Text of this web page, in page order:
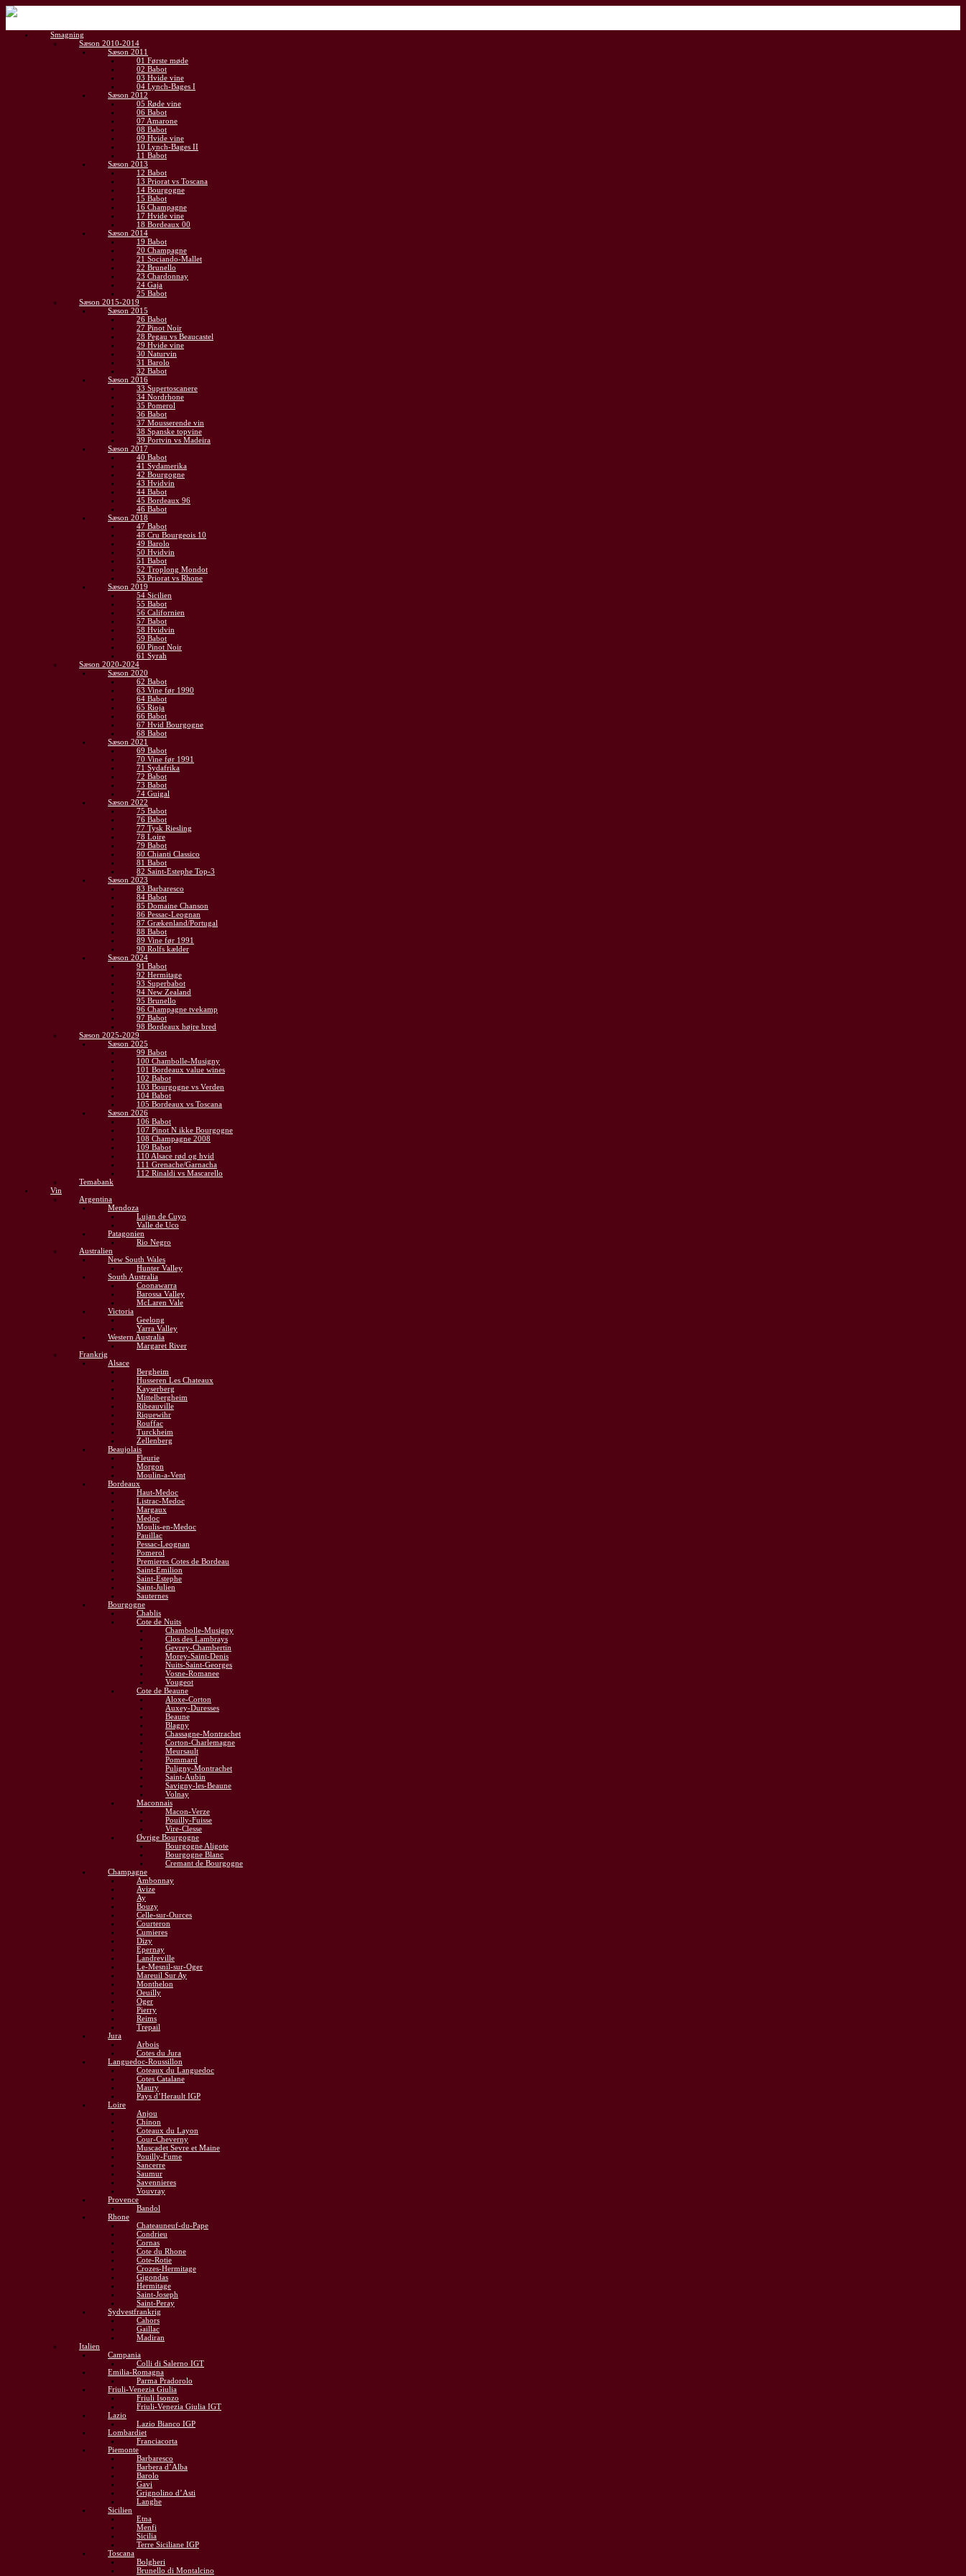
Gå
indhold
Smagning
Sæson 2010-2014
Sæson 2011
01 Første møde
02 Babot
03 Hvide vine
04 Lynch-Bages I
Sæson 2012
05 Røde vine
06 Babot
07 Amarone
08 Babot
09 Hvide vine
10 Lynch-Bages II
11 Babot
Sæson 2013
12 Babot
13 Priorat vs Toscana
14 Bourgogne
15 Babot
16 Champagne
17 Hvide vine
18 Bordeaux 00
Sæson 2014
19 Babot
20 Champagne
21 Sociando-Mallet
22 Brunello
23 Chardonnay
24 Gaja
25 Babot
Sæson 2015-2019
Sæson 2015
26 Babot
27 Pinot Noir
28 Pegau vs Beaucastel
29 Hvide vine
30 Naturvin
31 Barolo
32 Babot
Sæson 2016
33 Supertoscanere
34 Nordrhone
35 Pomerol
36 Babot
37 Mousserende vin
38 Spanske topvine
39 Portvin vs Madeira
Sæson 2017
40 Babot
41 Sydamerika
42 Bourgogne
43 Hvidvin
44 Babot
45 Bordeaux 96
46 Babot
Sæson 2018
47 Babot
48 Cru Bourgeois 10
49 Barolo
50 Hvidvin
51 Babot
52 Troplong Mondot
53 Priorat vs Rhone
Sæson 2019
54 Sicilien
55 Babot
56 Californien
57 Babot
58 Hvidvin
59 Babot
60 Pinot Noir
61 Syrah
Sæson 2020-2024
Sæson 2020
62 Babot
63 Vine før 1990
64 Babot
65 Rioja
66 Babot
67 Hvid Bourgogne
68 Babot
Sæson 2021
69 Babot
70 Vine før 1991
71 Sydafrika
72 Babot
73 Babot
74 Guigal
Sæson 2022
75 Babot
76 Babot
77 Tysk Riesling
78 Loire
79 Babot
80 Chianti Classico
81 Babot
82 Saint-Estephe Top-3
Sæson 2023
83 Barbaresco
84 Babot
85 Domaine Chanson
86 Pessac-Leognan
87 Grækenland/Portugal
88 Babot
89 Vine før 1991
90 Rolfs kælder
Sæson 2024
91 Babot
92 Hermitage
93 Superbabot
94 New Zealand
95 Brunello
96 Champagne tvekamp
97 Babot
98 Bordeaux højre bred
Sæson 2025-2029
Sæson 2025
99 Babot
100 Chambolle-Musigny
101 Bordeaux value wines
102 Babot
103 Bourgogne vs Verden
104 Babot
105 Bordeaux vs Toscana
Sæson 2026
106 Babot
107 Pinot N ikke Bourgogne
108 Champagne 2008
109 Babot
110 Alsace rød og hvid
111 Grenache/Garnacha
112 Rinaldi vs Mascarello
Temabank
Vin
Argentina
Mendoza
Lujan de Cuyo
Valle de Uco
Patagonien
Rio Negro
Australien
New South Wales
Hunter Valley
South Australia
Coonawarra
Barossa Valley
McLaren Vale
Victoria
Geelong
Yarra Valley
Western Australia
Margaret River
Frankrig
Alsace
Bergheim
Husseren Les Chateaux
Kayserberg
Mittelbergheim
Ribeauville
Riquewihr
Rouffac
Turckheim
Zellenberg
Beaujolais
Fleurie
Morgon
Moulin-a-Vent
Bordeaux
Haut-Medoc
Listrac-Medoc
Margaux
Medoc
Moulis-en-Medoc
Pauillac
Pessac-Leognan
Pomerol
Premieres Cotes de Bordeau
Saint-Emilion
Saint-Estephe
Saint-Julien
Sauternes
Bourgogne
Chablis
Cote de Nuits
Chambolle-Musigny
Clos des Lambrays
Gevrey-Chambertin
Morey-Saint-Denis
Nuits-Saint-Georges
Vosne-Romanee
Vougeot
Cote de Beaune
Aloxe-Corton
Auxey-Duresses
Beaune
Blagny
Chassagne-Montrachet
Corton-Charlemagne
Meursault
Pommard
Puligny-Montrachet
Saint-Aubin
Savigny-les-Beaune
Volnay
Maconnais
Macon-Verze
Pouilly-Fuisse
Vire-Clesse
Øvrige Bourgogne
Bourgogne Aligote
Bourgogne Blanc
Cremant de Bourgogne
Champagne
Ambonnay
Avize
Ay
Bouzy
Celle-sur-Ources
Courteron
Cumieres
Dizy
Epernay
Landreville
Le-Mesnil-sur-Oger
Mareuil Sur Ay
Monthelon
Oeuilly
Oger
Pierry
Reims
Trepail
Jura
Arbois
Cotes du Jura
Languedoc-Roussillon
Coteaux du Languedoc
Cotes Catalane
Maury
Pays d’Herault IGP
Loire
Anjou
Chinon
Coteaux du Layon
Cour-Cheverny
Muscadet Sevre et Maine
Pouilly-Fume
Sancerre
Saumur
Savennieres
Vouvray
Provence
Bandol
Rhone
Chateauneuf-du-Pape
Condrieu
Cornas
Cote du Rhone
Cote-Rotie
Crozes-Hermitage
Gigondas
Hermitage
Saint-Joseph
Saint-Peray
Sydvestfrankrig
Cahors
Gaillac
Madiran
Italien
Campania
Colli di Salerno IGT
Emilia-Romagna
Parma Pradorolo
Friuli-Venezia Giulia
Friuli Isonzo
Friuli-Venezia Giulia IGT
Lazio
Lazio Bianco IGP
Lombardiet
Franciacorta
Piemonte
Barbaresco
Barbera d’Alba
Barolo
Gavi
Grignolino d’Asti
Langhe
Sicilien
Etna
Menfi
Sicilia
Terre Siciliane IGP
Toscana
Bolgheri
Brunello di Montalcino